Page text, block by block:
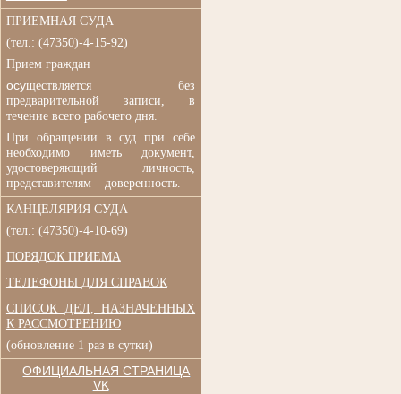
ПРИЕМНАЯ СУДА
(тел.: (47350)-4-15-92)
Прием граждан
осуществляется без
предварительной записи, в
течение всего рабочего дня.
При обращении в суд при
себе
необходимо иметь документ,
удостоверяющий личность,
представителям – доверенность.
КАНЦЕЛЯРИЯ СУДА
(тел.: (47350)-4-10-69)
ПОРЯДОК ПРИЕМА
ТЕЛЕФОНЫ ДЛЯ СПРАВОК
СПИСОК ДЕЛ, НАЗНАЧЕННЫХ
К РАССМОТРЕНИЮ
(обновление 1 раз в сутки)
ОФИЦИАЛЬНАЯ СТРАНИЦА
VK